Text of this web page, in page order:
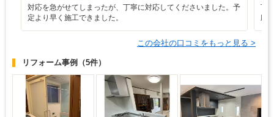
対応を急がせてしまったが、丁寧に対応してくださいました。予
定より早く施工できました。
丁
応
この会社の口コミをもっと見る >
リフォーム事例 （5件）